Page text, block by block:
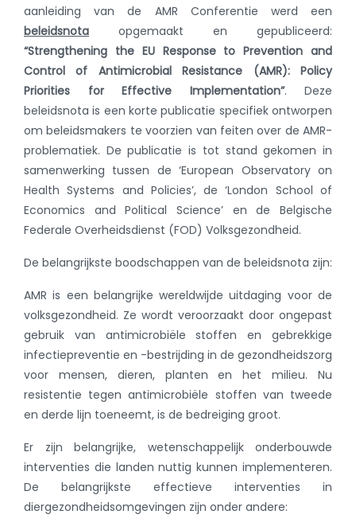
aanleiding van de AMR Conferentie werd een
beleidsnota
opgemaakt en gepubliceerd:
“Strengthening the EU Response to Prevention and
Control of Antimicrobial Resistance (AMR): Policy
Priorities for Effective Implementation”. Deze
beleidsnota is een korte publicatie specifiek ontworpen
om beleidsmakers te voorzien van feiten over de AMR-
problematiek. De publicatie is tot stand gekomen in
samenwerking tussen de ‘European Observatory on
Health Systems and Policies’, de ‘London School of
Economics and Political Science’ en de Belgische
Federale Overheidsdienst (FOD) Volksgezondheid.
De belangrijkste boodschappen van de beleidsnota zijn:
AMR is een belangrijke wereldwijde uitdaging voor de
volksgezondheid. Ze wordt veroorzaakt door ongepast
gebruik van antimicrobiële stoffen en gebrekkige
infectiepreventie en -bestrijding in de gezondheidszorg
voor mensen, dieren, planten en het milieu. Nu
resistentie tegen antimicrobiële stoffen van tweede
en derde lijn toeneemt, is de bedreiging groot.
Er zijn belangrijke, wetenschappelijk onderbouwde
interventies die landen nuttig kunnen implementeren.
De belangrijkste effectieve interventies in
diergezondheidsomgevingen zijn onder andere: